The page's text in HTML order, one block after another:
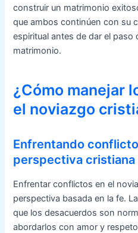
construir un matrimonio
que ambos continúen con su
espiritual antes de dar el paso
matrimonio.
¿Cómo manejar
el noviazgo
Enfrentando
perspectiva cristiana
Enfrentar conflictos en el
perspectiva basada en la fe.
que los desacuerdos son
abordarlos con amor y